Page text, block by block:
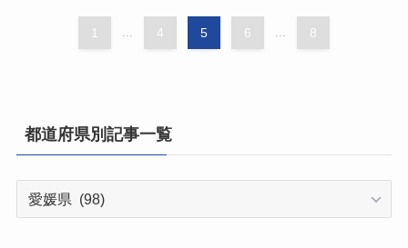
1 ... 4 5 6 ... 8
都道府県別記事一覧